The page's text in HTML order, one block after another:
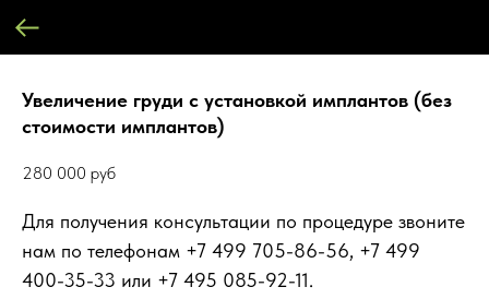
Увеличение груди с установкой имплантов (без
стоимости имплантов)
280 000 руб
Для получения консультации по процедуре звоните
нам по телефонам +7 499 705-86-56, +7 499
400-35-33 или +7 495 085-92-11.